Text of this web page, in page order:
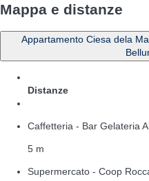
Mappa e distanze
Appartamento Ciesa dela
Distanze
Caffetteria - Bar Gelateria
5 m
Supermercato - Coop